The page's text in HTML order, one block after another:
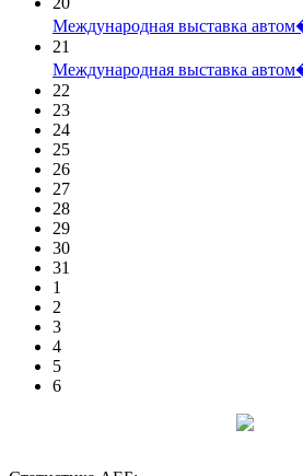
Международная выставка
21
Международная выставка
22
23
24
25
26
27
28
29
30
31
1
2
3
4
5
6